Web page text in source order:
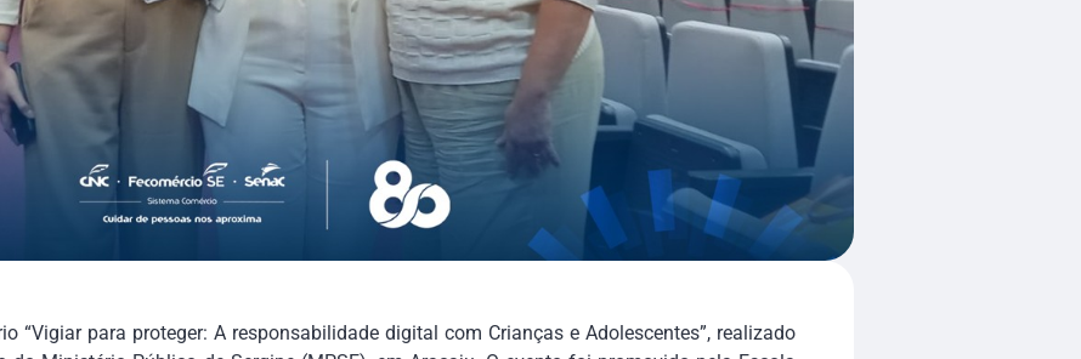
“Vigiar para proteger: A responsabilidade digital com Crianças e Adolescentes”, realizado